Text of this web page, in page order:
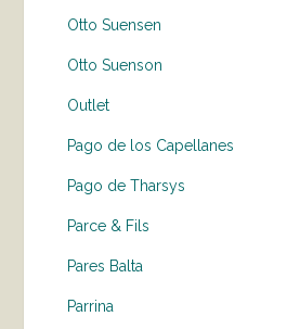
Otto Suensen
Otto Suenson
Outlet
Pago de los Capellanes
Pago de Tharsys
Parce & Fils
Pares Balta
Parrina